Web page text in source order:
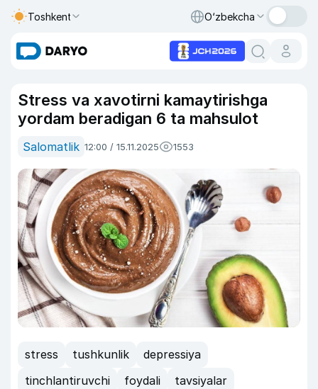
Toshkent O‘zbekcha
Stress va xavotirni kamaytirishga
yordam beradigan 6 ta mahsulot
Salomatlik 12:00 / 15.11.2025 1553
stress tushkunlik
depressiya
tinchlantiruvchi
foydali
tavsiyalar